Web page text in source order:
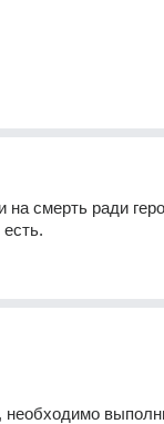
смерть ради
необходимо